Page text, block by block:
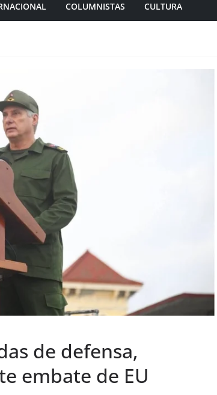
COLUMNISTAS CULTURA
de defensa,
embate de EU